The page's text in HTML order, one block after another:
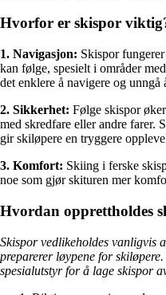
Hvorfor er skispor
1. Navigasjon: Skispor
kan følge, spesielt i områder
det enklere å navigere og unngå
2. Sikkerhet: Følge skispor
med skredfare eller andre farer.
gir skiløpere en tryggere
3. Komfort: Skiing i ferske
noe som gjør skituren mer
Hvordan opprettholdes
Skispor vedlikeholdes vanligvis
preparerer løypene for
spesialutstyr for å lage skispor